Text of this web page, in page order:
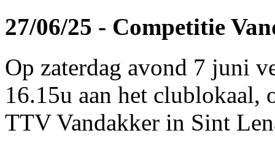
27/06/25 - Competitie
Op zaterdag avond 7 juni
16.15u aan het clublokaal,
TTV Vandakker in Sint